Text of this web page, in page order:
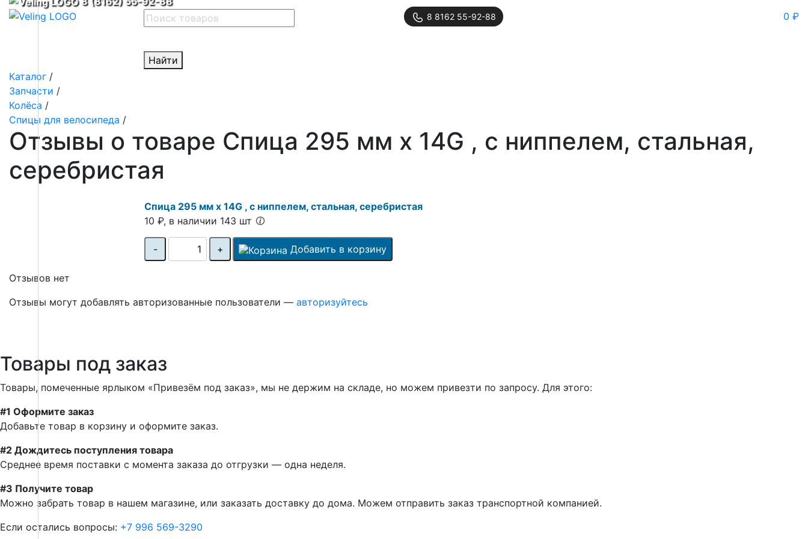
Найти
8 8162 55-92-88 0 ₽
Каталог /
Запчасти /
Колёса /
Спицы для велосипеда /
Отзывы о товаре Спица 295 мм x 14G , с ниппелем, стальная,
серебристая
Спица 295 мм x 14G , с ниппелем, стальная, серебристая
10 ₽, в наличии 143 шт
- + Добавить в корзину
Отзывов нет
Отзывы могут добавлять авторизованные пользователи — авторизуйтесь
Товары под заказ
Товары, помеченные ярлыком «Привезём под заказ», мы не держим на складе, но можем привезти по запросу. Для этого:
#1 Оформите заказ
Добавьте товар в корзину и оформите заказ.
#2 Дождитесь поступления товара
Среднее время поставки с момента заказа до отгрузки — одна неделя.
#3 Получите товар
Можно забрать товар в нашем магазине, или заказать доставку до дома. Можем отправить заказ транспортной компанией.
Если остались вопросы: +7 996 569-3290